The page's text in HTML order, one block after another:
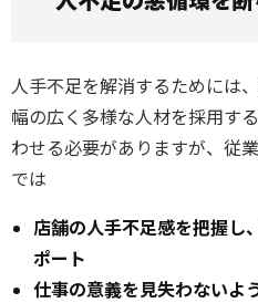
人手不足を解消するためには
幅の広く多様な人材を採用す
わせる必要がありますが、従
では
店舗の人手不足感を把握し
ポート
仕事の意義を見失わないよ